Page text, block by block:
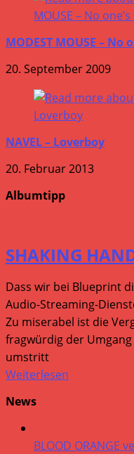
MODEST MOUSE –
20. September 2009
NAVEL – Loverboy
20. Februar 2013
Albumtipp
SHAKING
Dass wir bei Blueprint
Audio-Streaming-
Zu miserabel ist die
fragwürdig der
umstritt
Weiterlesen
News
BLOOD ORANGE